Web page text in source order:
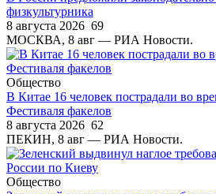
физкультурника
8 августа 2026 69
МОСКВА, 8 авг — РИА Новости.
Общество
В Китае 16 человек пострадали во
Фестиваля факелов
8 августа 2026 62
ПЕКИН, 8 авг — РИА Новости.
Общество